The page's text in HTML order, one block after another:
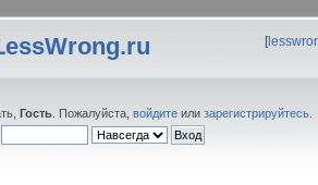
[
Гость . Пожалуйста, войдите или зарегистрируйтесь